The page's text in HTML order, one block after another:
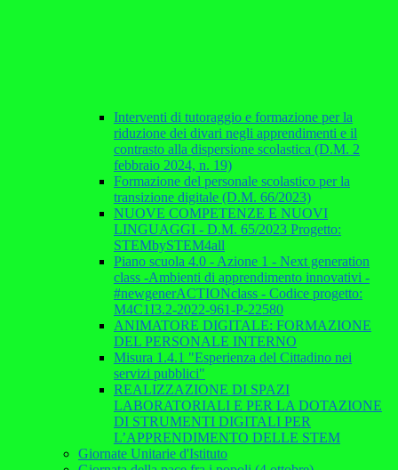
Interventi di tutoraggio e formazione per la
riduzione dei divari negli apprendimenti e il
contrasto alla dispersione scolastica (D.M. 2
febbraio 2024, n. 19)
Formazione del personale scolastico per la
transizione digitale (D.M. 66/2023)
NUOVE COMPETENZE E NUOVI
LINGUAGGI - D.M. 65/2023 Progetto:
STEMbySTEM4all
Piano scuola 4.0 - Azione 1 - Next generation
class -Ambienti di apprendimento innovativi -
#newgenerACTIONclass - Codice progetto:
M4C1I3.2-2022-961-P-22580
ANIMATORE DIGITALE: FORMAZIONE
DEL PERSONALE INTERNO
Misura 1.4.1 "Esperienza del Cittadino nei
servizi pubblici"
REALIZZAZIONE DI SPAZI
LABORATORIALI E PER LA DOTAZIONE
DI STRUMENTI DIGITALI PER
L’APPRENDIMENTO DELLE STEM
Giornate Unitarie d'Istituto